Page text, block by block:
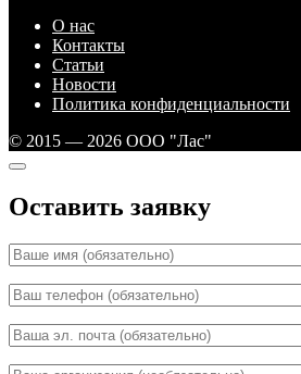
О нас
Контакты
Статьи
Новости
Политика конфиденциальности
© 2015 — 2026 ООО "Лас"
Оставить заявку